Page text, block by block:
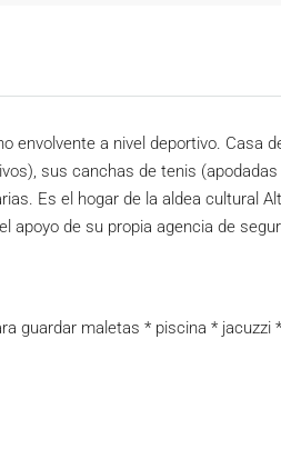
envolvente a nivel deportivo. Casa
sus canchas de tenis (apodadas
Es el hogar de la aldea cultural
apoyo de su propia agencia de
guardar maletas * piscina * jacuzzi